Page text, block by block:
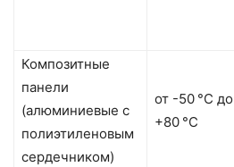
Композитные
панели
(алюминиевые с
полиэтиленовым
сердечником)
от -50 °C до
+80 °C